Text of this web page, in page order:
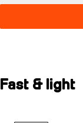
Fast & light